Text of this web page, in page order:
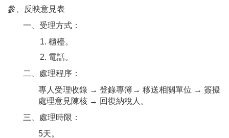
參、反映意見表
一、受理方式：
櫃檯。
電話。
二、處理程序：
專人受理收錄 → 登錄專簿→ 移送相關單位 → 簽擬
處理意見陳核 → 回復納稅人。
三、處理時限：
5天。